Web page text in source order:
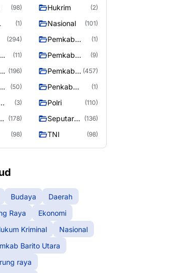
Raya
(98) Hukrim (2)
(1) Nasional (101)
(294)
Pemkab
(1)
(11)
Pemkab
murung raya
(9)
(196)
Pemkab
Raya
(457)
(50)
Penkab
Murung raya
(1)
(3) Polri (110)
(178)
Seputar
Seasen 2
(136)
(98) TNI (98)
Budaya
Daerah
Raya
Ekonomi
Kriminal
Nasional
Barito Utara
raya